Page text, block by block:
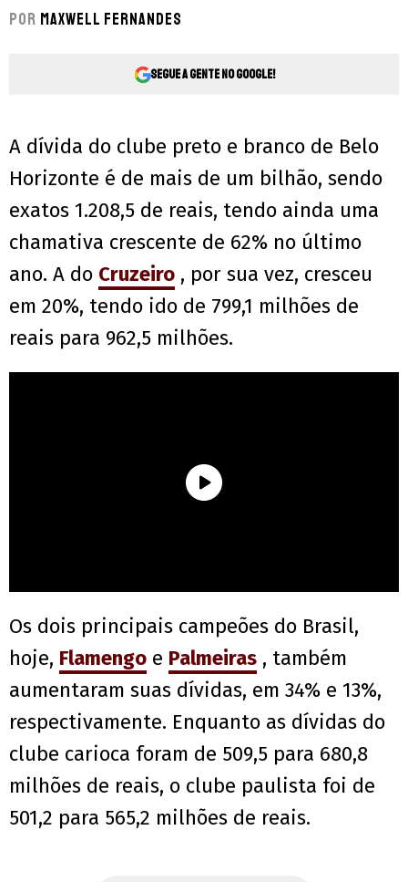
Por Maxwell Fernandes
Segue a gente no Google!
A dívida do clube preto e branco de Belo
Horizonte é de mais de um bilhão, sendo
exatos 1.208,5 de reais, tendo ainda uma
chamativa crescente de 62% no último
ano. A do Cruzeiro , por sua vez, cresceu
em 20%, tendo ido de 799,1 milhões de
reais para 962,5 milhões.
Os dois principais campeões do Brasil,
hoje, Flamengo e Palmeiras , também
aumentaram suas dívidas, em 34% e 13%,
respectivamente. Enquanto as dívidas do
clube carioca foram de 509,5 para 680,8
milhões de reais, o clube paulista foi de
501,2 para 565,2 milhões de reais.